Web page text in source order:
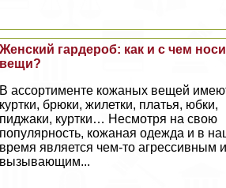
Женский гардероб: как и с чем
вещи?
В ассортименте кожаных вещей
куртки, брюки, жилетки, платья, юбки,
пиджаки, куртки… Несмотря на свою
популярность, кожаная одежда и в
время является чем-то агрессивным и
вызывающим...